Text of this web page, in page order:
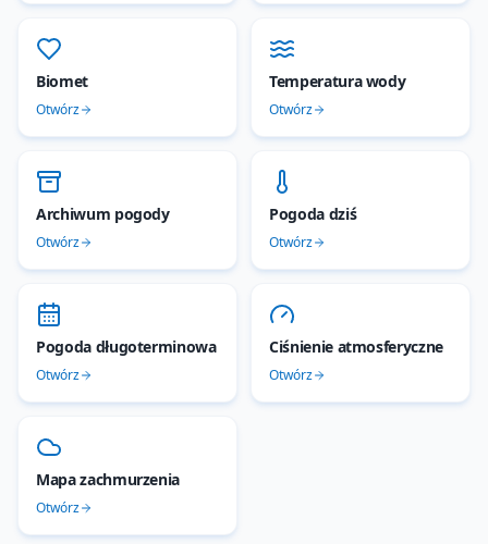
Biomet
Otwórz
Temperatura wody
Otwórz
Archiwum pogody
Otwórz
Pogoda dziś
Otwórz
Pogoda długoterminowa
Otwórz
Ciśnienie atmosferyczne
Otwórz
Mapa zachmurzenia
Otwórz